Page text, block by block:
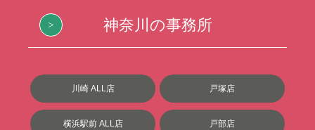
神奈川の事務所
川崎 ALL店 戸塚店
横浜駅前 ALL店 戸部店